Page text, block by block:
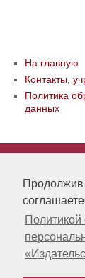
Продолжив
Политикой
На главную
Контакты,
Политика
данных
«Publishing
LLC
охраняются
прав.
этого сайта